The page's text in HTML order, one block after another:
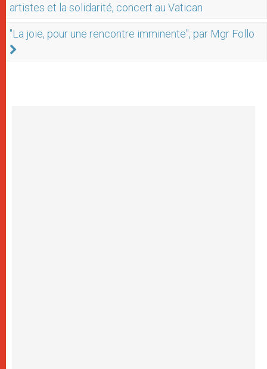
artistes et la solidarité, concert au Vatican
"La joie, pour une rencontre imminente", par Mgr Follo